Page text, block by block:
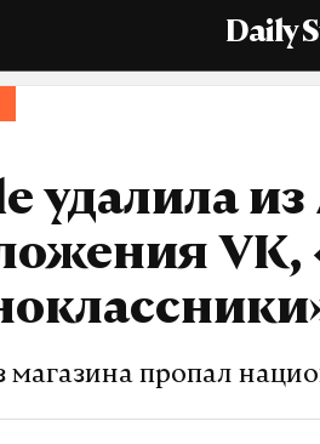
Daily
удалила
VK,
магазина пропал